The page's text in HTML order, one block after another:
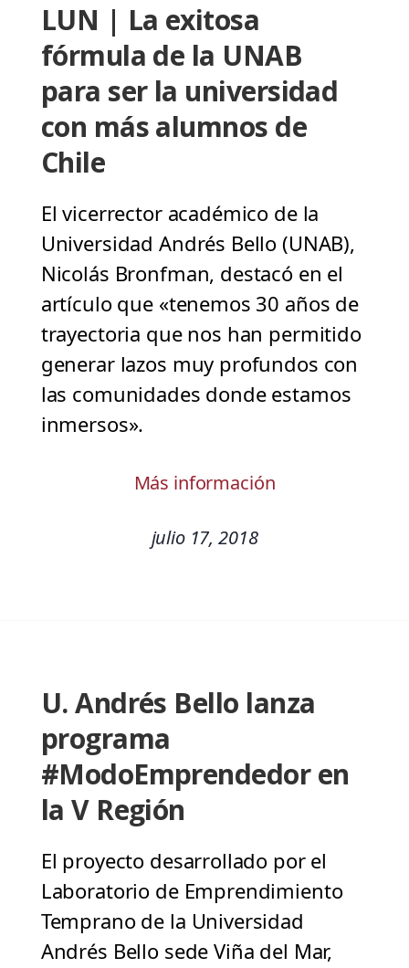
LUN | La exitosa
fórmula de la UNAB
para ser la universidad
con más alumnos de
Chile
El vicerrector académico de la
Universidad Andrés Bello (UNAB),
Nicolás Bronfman, destacó en el
artículo que «tenemos 30 años de
trayectoria que nos han permitido
generar lazos muy profundos con
las comunidades donde estamos
inmersos».
Más información
julio 17, 2018
U. Andrés Bello lanza
programa
#ModoEmprendedor en
la V Región
El proyecto desarrollado por el
Laboratorio de Emprendimiento
Temprano de la Universidad
Andrés Bello sede Viña del Mar,